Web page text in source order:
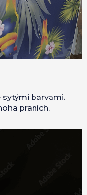
sytými barvami.
praních.